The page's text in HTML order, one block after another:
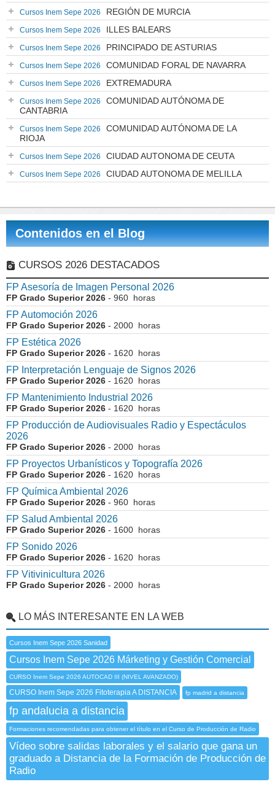
Cursos Inem Sepe 2026 REGIÓN DE MURCIA
Cursos Inem Sepe 2026 ILLES BALEARS
Cursos Inem Sepe 2026 PRINCIPADO DE ASTURIAS
Cursos Inem Sepe 2026 COMUNIDAD FORAL DE NAVARRA
Cursos Inem Sepe 2026 EXTREMADURA
Cursos Inem Sepe 2026
COMUNIDAD AUTÓNOMA DE
CANTABRIA
Cursos Inem Sepe 2026
COMUNIDAD AUTÓNOMA DE LA
RIOJA
Cursos Inem Sepe 2026 CIUDAD AUTONOMA DE CEUTA
Cursos Inem Sepe 2026 CIUDAD AUTONOMA DE MELILLA
Contenidos en el Blog
CURSOS 2026 DESTACADOS
FP Asesoría de Imagen Personal 2026
FP Grado Superior 2026 - 960 horas
FP Automoción 2026
FP Grado Superior 2026 - 2000 horas
FP Estética 2026
FP Grado Superior 2026 - 1620 horas
FP Interpretación Lenguaje de Signos 2026
FP Grado Superior 2026 - 1620 horas
FP Mantenimiento Industrial 2026
FP Grado Superior 2026 - 1620 horas
FP Producción de Audiovisuales Radio y Espectáculos
2026
FP Grado Superior 2026 - 2000 horas
FP Proyectos Urbanísticos y Topografía 2026
FP Grado Superior 2026 - 1620 horas
FP Química Ambiental 2026
FP Grado Superior 2026 - 960 horas
FP Salud Ambiental 2026
FP Grado Superior 2026 - 1600 horas
FP Sonido 2026
FP Grado Superior 2026 - 1620 horas
FP Vitivinicultura 2026
FP Grado Superior 2026 - 2000 horas
LO MÁS INTERESANTE EN LA WEB
Cursos Inem Sepe 2026 Sanidad
Cursos Inem Sepe 2026 Márketing y Gestión Comercial
CURSO Inem Sepe 2026 AUTOCAD III (NIVEL AVANZADO)
CURSO Inem Sepe 2026 Fitoterapia A DISTANCIA fp madrid a distancia
fp andalucia a distancia
Formaciones recomendadas para obtener el título en el Curso de Producción de Radio
Vídeo sobre salidas laborales y el salario que gana un
graduado a Distancia de la Formación de Producción de
Radio